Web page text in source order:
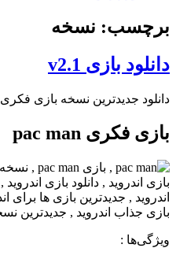
برچسب: نسخه
دانلود بازی v2.1
دانلود جدیدترین نسخه بازی فکری pac man v2.1
بازی فکری pac man
ویژگی‌ها :